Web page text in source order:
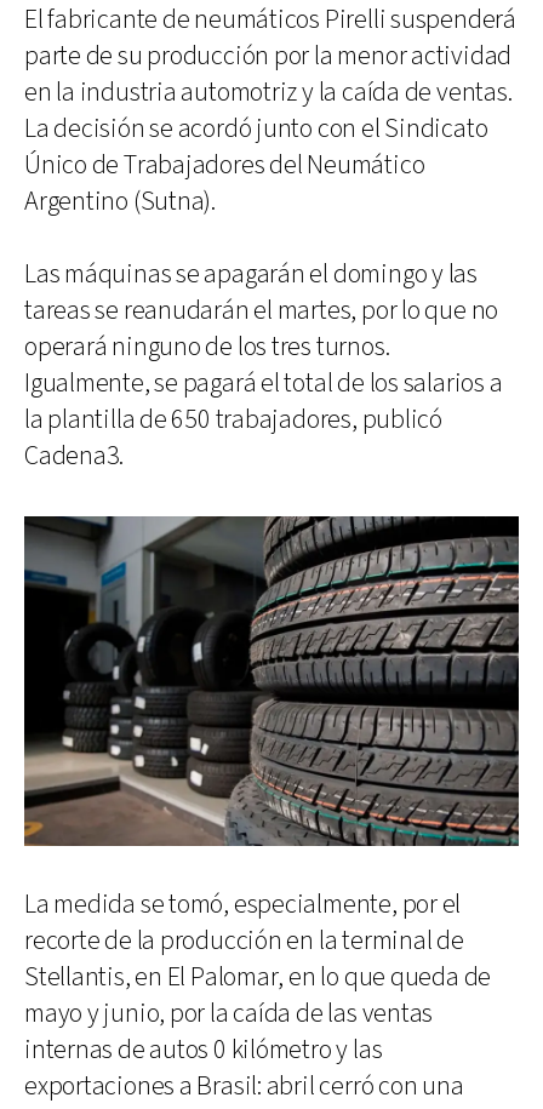
El fabricante de neumáticos Pirelli suspenderá
parte de su producción por la menor actividad
en la industria automotriz y la caída de ventas.
La decisión se acordó junto con el Sindicato
Único de Trabajadores del Neumático
Argentino (Sutna).
Las máquinas se apagarán el domingo y las
tareas se reanudarán el martes, por lo que no
operará ninguno de los tres turnos.
Igualmente, se pagará el total de los salarios a
la plantilla de 650 trabajadores, publicó
Cadena3.
La medida se tomó, especialmente, por el
recorte de la producción en la terminal de
Stellantis, en El Palomar, en lo que queda de
mayo y junio, por la caída de las ventas
internas de autos 0 kilómetro y las
exportaciones a Brasil: abril cerró con una